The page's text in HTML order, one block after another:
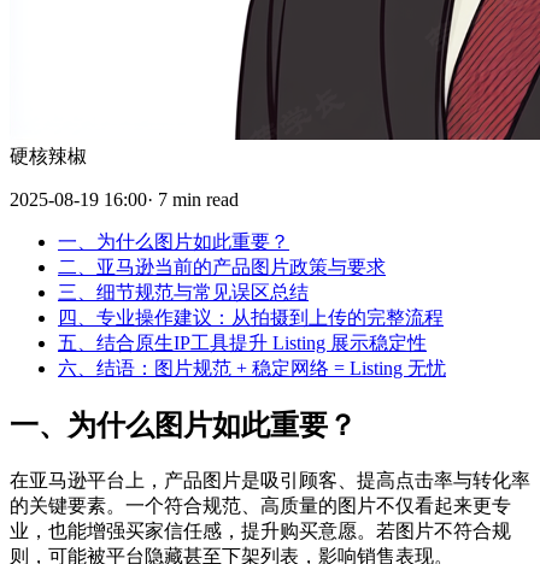
硬核辣椒
2025-08-19 16:00· 7 min read
一、为什么图片如此重要？
二、亚马逊当前的产品图片政策与要求
三、细节规范与常见误区总结
四、专业操作建议：从拍摄到上传的完整流程
五、结合原生IP工具提升 Listing 展示稳定性
六、结语：图片规范 + 稳定网络 = Listing 无忧
一、为什么图片如此重要？
在亚马逊平台上，产品图片是吸引顾客、提高点击率与转化率
的关键要素。一个符合规范、高质量的图片不仅看起来更专
业，也能增强买家信任感，提升购买意愿。若图片不符合规
则，可能被平台隐藏甚至下架列表，影响销售表现。